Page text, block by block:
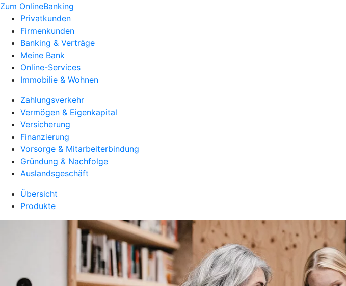
Zum OnlineBanking
Privatkunden
Firmenkunden
Banking & Verträge
Meine Bank
Online-Services
Immobilie & Wohnen
Zahlungsverkehr
Vermögen & Eigenkapital
Versicherung
Finanzierung
Vorsorge & Mitarbeiterbindung
Gründung & Nachfolge
Auslandsgeschäft
Übersicht
Produkte